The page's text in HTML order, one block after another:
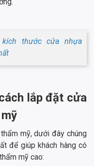
kích thước cửa nhựa
lắp đặt cửa
thẩm mỹ, dưới đây chúng
để giúp khách hàng có
mỹ cao: